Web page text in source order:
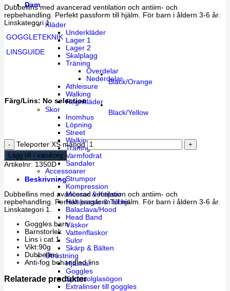
Dam
Kläder
Underkläder
Lager 1
Lager 2
Skalplagg
Träning
Överdelar
Nederdelar
Athleisure
Walking
Regnkläder
Skor
Inomhus
Löpning
Street
Walking
Träning
Varmfodrat
Sandaler
Accessoarer
Strumpor
Kompression
Mössor & Kepsar
Halskragar & Tubes
Balaclava/Hood
Head Band
Väskor
Vattenflaskor
Sulor
Skärp & Bälten
Utrustning
Hjälmar
Goggles
Sportsolglasögon
Extralinser till goggles
Dubbellins med avancerad ventilation och antiim- och
repbehandling. Perfekt passform till hjälm. För barn i åldern 3-6 år.
Linskategori 1.
GOGGLETEKNIK
LINSGUIDE
Färg/Lins: No selection
Black/Orange
Black/Yellow
Teleporter XS mängd
Lägg till i varukorg
Artikelnr: 1350D
Beskrivning
Dubbellins med avancerad ventilation och antiim- och
repbehandling. Perfekt passform till hjälm. För barn i åldern 3-6 år.
Linskategori 1.
Goggles barn
Barnstorlek
Lins i cat.1
Vikt:90g
Dubbellins
Anti-fog behandlad lins
Relaterade produkter